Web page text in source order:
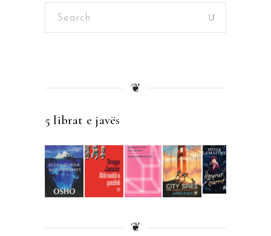
Search
❦
5 librat e javës
❦